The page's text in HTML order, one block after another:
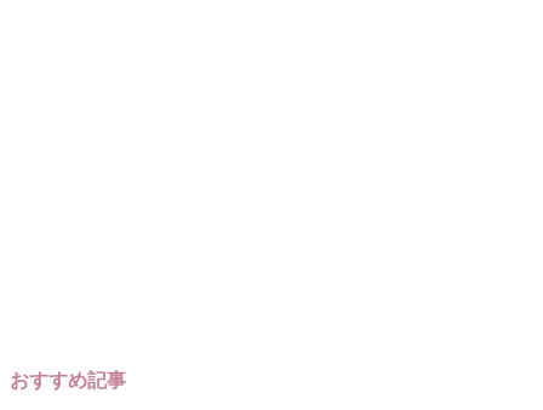
おすすめ記事